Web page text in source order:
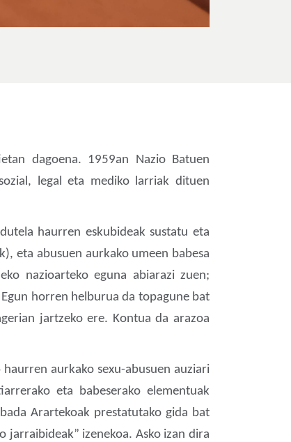
dagoena. 1959an Nazio Batuen
legal eta mediko larriak dituen
haurren eskubideak sustatu eta
eta abusuen aurkako umeen babesa
nazioarteko eguna abiarazi zuen;
horren helburua da topagune bat
jartzeko ere. Kontua da arazoa
aurkako sexu-abusuen auziari
eta babeserako elementuak
Arartekoak prestatutako gida bat
jarraibideak” izenekoa. Asko izan dira